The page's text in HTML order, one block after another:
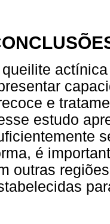
e
estudo
é
outras